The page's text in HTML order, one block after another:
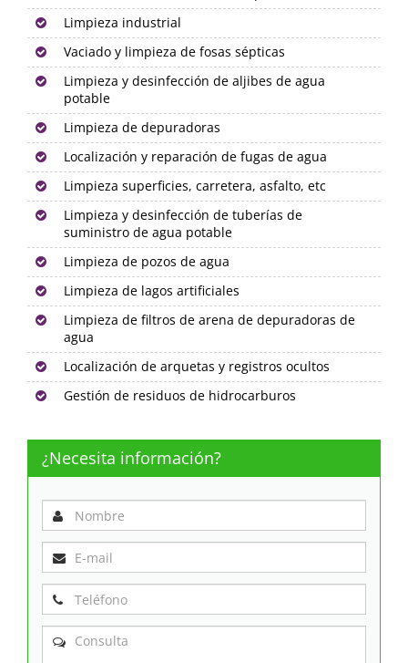
Limpieza industrial
Vaciado y limpieza de fosas sépticas
Limpieza y desinfección de aljibes de agua
potable
Limpieza de depuradoras
Localización y reparación de fugas de agua
Limpieza superficies, carretera, asfalto, etc
Limpieza y desinfección de tuberías de
suministro de agua potable
Limpieza de pozos de agua
Limpieza de lagos artificiales
Limpieza de filtros de arena de depuradoras de
agua
Localización de arquetas y registros ocultos
Gestión de residuos de hidrocarburos
¿Necesita información?